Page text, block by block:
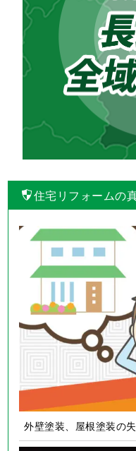
住宅リフォームの
外壁塗装、屋根塗装の